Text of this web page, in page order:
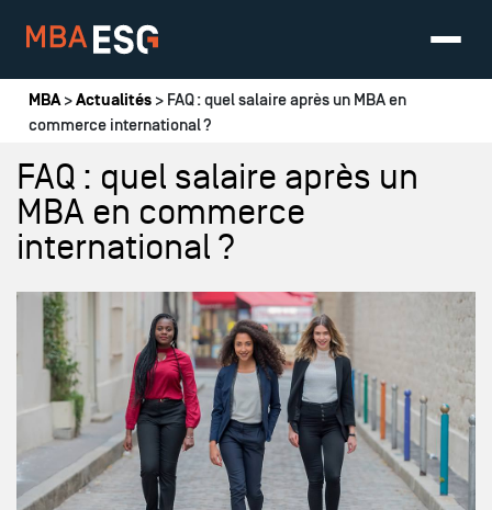
Vous êtes ici
MBA>Actualités > FAQ : quel salaire après un MBA en
commerce international ?
FAQ : quel salaire après un
MBA en commerce
international ?